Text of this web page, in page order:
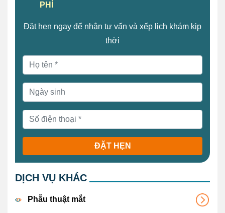
PHÍ
Đặt hẹn ngay để nhận tư vấn và xếp lịch khám kịp
thời
ĐẶT HẸN
DỊCH VỤ KHÁC
Phẫu thuật mắt